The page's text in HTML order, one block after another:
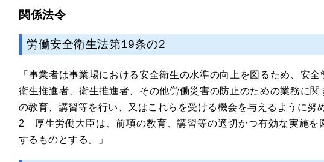
関係法令
労働安全衛生法第19条の2
「事業者は事業場における安全衛生の水準の向上を図るため、安
衛生推進者、衛生推進者、その他労働災害の防止のための業務に
の教育、講習等を行い、又はこれらを受ける機会を与えるように努
2 厚生労働大臣は、前項の教育、講習等の適切かつ有効な実施を
するものとする。」